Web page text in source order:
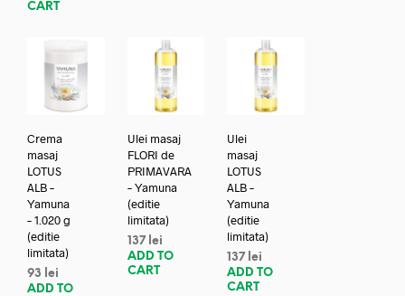
CART
Crema
masaj
LOTUS
ALB –
Yamuna
– 1.020 g
(editie
limitata)
93
lei
ADD TO
Ulei masaj
FLORI de
PRIMAVARA
– Yamuna
(editie
limitata)
137 lei
ADD TO
CART
Ulei
masaj
LOTUS
ALB –
Yamuna
(editie
limitata)
137 lei
ADD TO
CART